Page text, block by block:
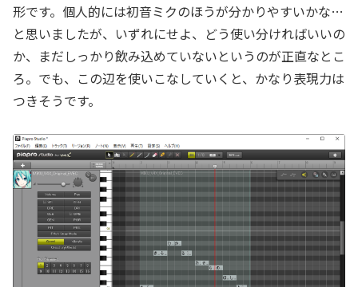
形です。個人的には初音ミクのほうが分かりやすいかな…
と思いましたが、いずれにせよ、どう使い分ければいいの
か、まだしっかり飲み込めていないというのが正直なとこ
ろ。でも、この辺を使いこなしていくと、かなり表現力は
つきそうです。